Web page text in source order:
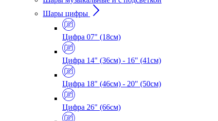
Шары цифры
Цифра 07" (18см)
Цифра 14" (36см) - 16" (41см)
Цифра 18" (46см) - 20" (50см)
Цифра 26" (66см)